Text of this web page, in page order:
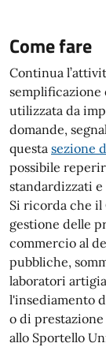
Come fare
Continua
semplificazione
utilizzata da
domande,
questa sezione
possibile
standardizzati
Si ricorda che il
gestione delle
commercio al
pubbliche,
laboratori
l'insediamento
o di
allo Sportello